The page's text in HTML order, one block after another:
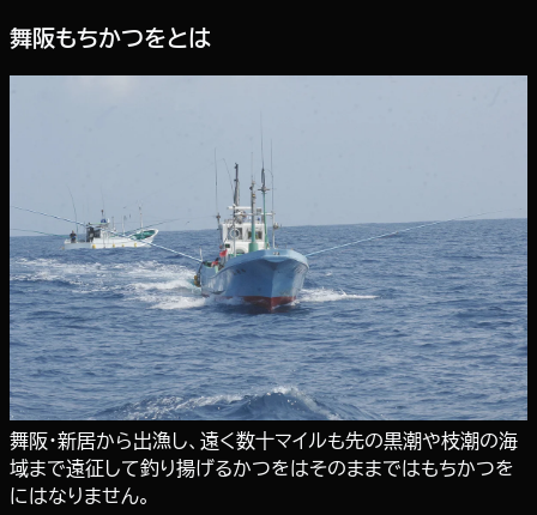
舞阪もちかつをとは
舞阪・新居から出漁し、遠く数十マイルも先の黒潮や枝潮の海
域まで遠征して釣り揚げるかつをはそのままではもちかつを
にはなりません。